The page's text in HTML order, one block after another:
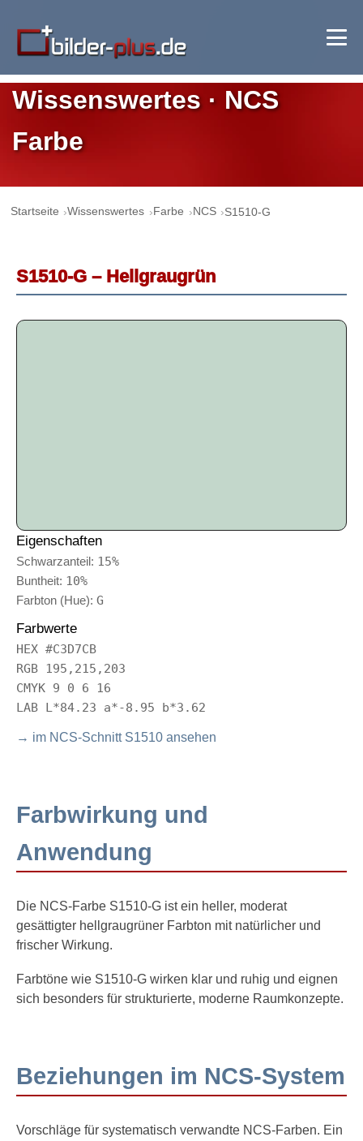
Wissenswertes · NCS
Farbe
Startseite Wissenswertes Farbe NCS S1510-G
S1510-G – Hellgraugrün
Eigenschaften
Schwarzanteil: 15%
Buntheit: 10%
Farbton (Hue): G
Farbwerte
HEX #C3D7CB
RGB 195,215,203
CMYK 9 0 6 16
LAB L*84.23 a*-8.95 b*3.62
→ im NCS-Schnitt S1510 ansehen
Farbwirkung und
Anwendung
Die NCS-Farbe S1510-G ist ein heller, moderat
gesättigter hellgraugrüner Farbton mit natürlicher und
frischer Wirkung.
Farbtöne wie S1510-G wirken klar und ruhig und eignen
sich besonders für strukturierte, moderne Raumkonzepte.
Beziehungen im NCS-System
Vorschläge für systematisch verwandte NCS-Farben. Ein